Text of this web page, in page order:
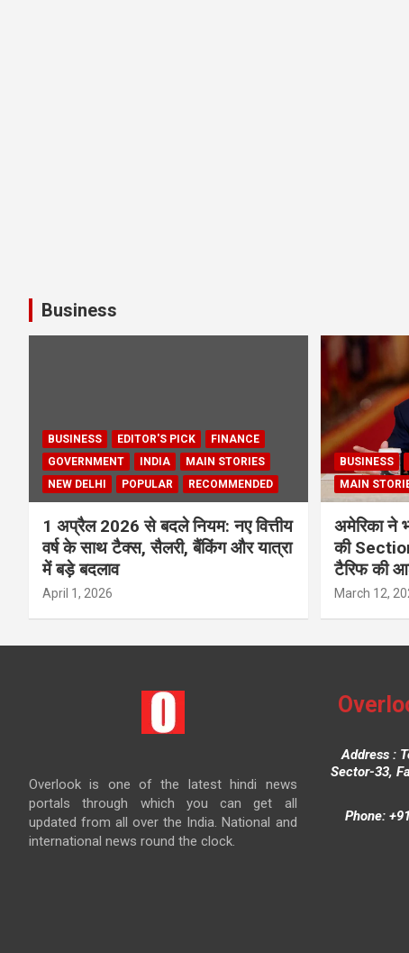
Business
BUSINESS EDITOR'S PICK
FINANCE
GOVERNMENT
INDIA
MAIN STORIES
NEW DELHI
POPULAR RECOMMENDED
1 अप्रैल 2026 से बदले नियम: नए वित्तीय
वर्ष के साथ टैक्स, सैलरी, बैंकिंग और यात्रा
में बड़े बदलाव
April 1, 2026
BUSINESS
MAIN
अमेरिका ने
की
टैरिफ की
March 12,
Overlook is one of the latest hindi news
portals through which you can get all
updated from all over the India. National and
international news round the clock.
Address :
Sector-33,
Phone: